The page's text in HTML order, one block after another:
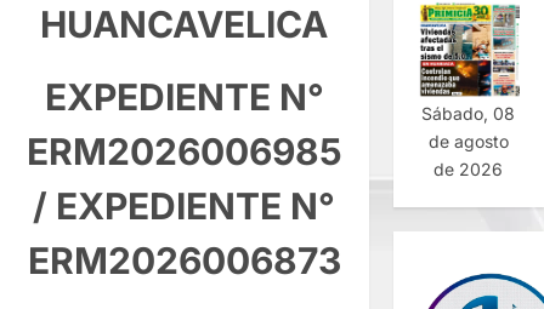
HUANCAVELICA
EXPEDIENTE N°
ERM2026006985
/ EXPEDIENTE N°
ERM2026006873
Sábado, 08
de agosto
de 2026